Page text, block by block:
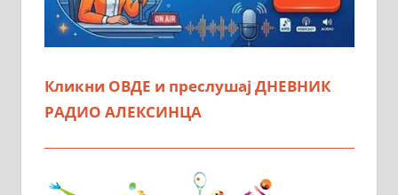
Кликни ОВДЕ и преслушај ДНЕВНИК
РАДИО АЛЕКСИНЦА